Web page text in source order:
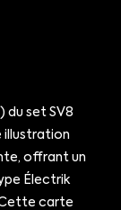
du set SV8
illustration
offrant un
Électrik
carte